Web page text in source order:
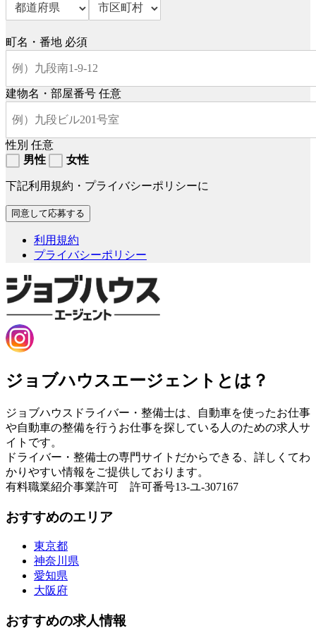
町名・番地 必須
建物名・部屋番号 任意
性別 任意
男性
女性
下記利用規約・プライバシーポリシーに
利用規約
プライバシーポリシー
ジョブハウスエージェントとは？
ジョブハウスドライバー・整備士は、自動車を使ったお仕事
や自動車の整備を行うお仕事を探している人のための求人サ
イトです。
ドライバー・整備士の専門サイトだからできる、詳しくてわ
かりやすい情報をご提供しております。
有料職業紹介事業許可 許可番号13-ユ-307167
おすすめのエリア
東京都
神奈川県
愛知県
大阪府
おすすめの求人情報